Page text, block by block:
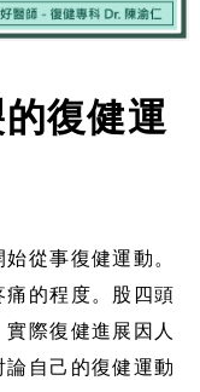
復健運
從事復健運動。
的程度。股四頭
際復健進展因人
自己的復健運動